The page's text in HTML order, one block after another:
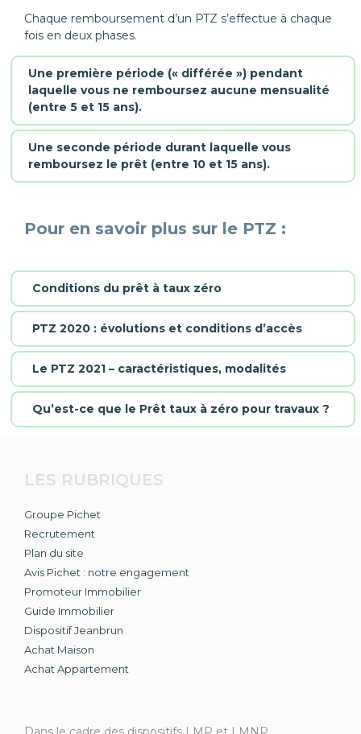
Chaque remboursement d’un PTZ s’effectue à chaque
fois en deux phases.
Une première période (« différée ») pendant
laquelle vous ne remboursez aucune mensualité
(entre 5 et 15 ans).
Une seconde période durant laquelle vous
remboursez le prêt (entre 10 et 15 ans).
Pour en savoir plus sur le PTZ :
Conditions du prêt à taux zéro
PTZ 2020 : évolutions et conditions d’accès
Le PTZ 2021 – caractéristiques, modalités
Qu’est-ce que le Prêt taux à zéro pour travaux ?
LES RUBRIQUES
Groupe Pichet
Recrutement
Plan du site
Avis Pichet : notre engagement
Promoteur Immobilier
Guide Immobilier
Dispositif Jeanbrun
Achat Maison
Achat Appartement